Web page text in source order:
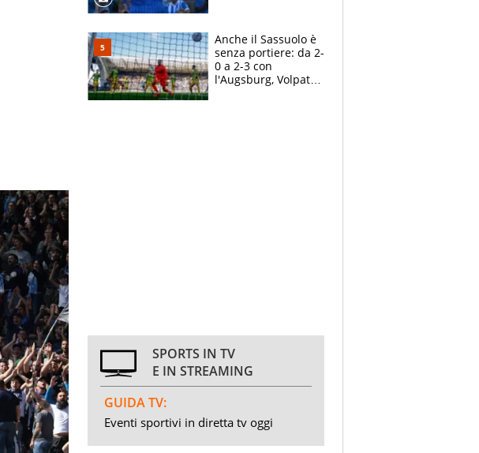
Anche il Sassuolo è
senza portiere: da 2-
0 a 2-3 con
l'Augsburg, Volpato
SPORTS IN TV
E IN STREAMING
GUIDA TV:
Eventi sportivi in diretta tv oggi